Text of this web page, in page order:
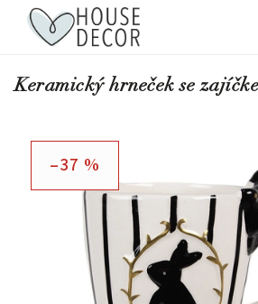
Keramický hrneček se
–37 %